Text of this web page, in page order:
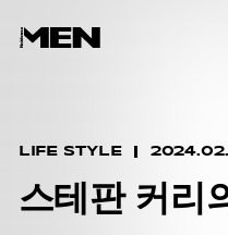
LIFE STYLE
스테판 커리